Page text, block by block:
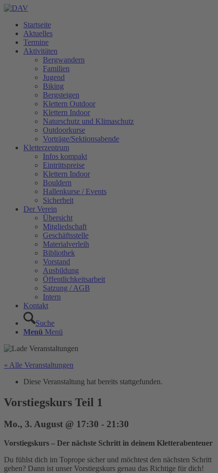
Startseite
Aktuelles
Termine
Aktivitäten
Bergwandern
Familien
Jugend
Biking
Bergsteigen
Klettern Outdoor
Klettern Indoor
Naturschutz und Klimaschutz
Outdoorkurse
Vorträge/Sektionsabende
Kletterzentrum
Infos kompakt
Eintrittspreise
Klettern Indoor
Bouldern
Hallenkurse / Events
Sicherheit
Der Verein
Übersicht
Mitgliedschaft
Geschäftsstelle
Materialverleih
Bibliothek
Vorstand
Ausbildung
Öffentlichkeitsarbeit
Satzung / AGB
Intern
Kontakt
Suche
Menü Menü
« Alle Veranstaltungen
Diese Veranstaltung hat bereits stattgefunden.
Vorstiegskurs Teil 1
Mo., 3. August @ 17:30 - 21:30
Vorstiegskurs – Der nächste Schritt in deinem Kletterabenteuer
Du fühlst dich im Toprope sicher und möchtest den nächsten Schritt
gehen? Dann ist unser Vorstiegskurs genau das Richtige für dich!